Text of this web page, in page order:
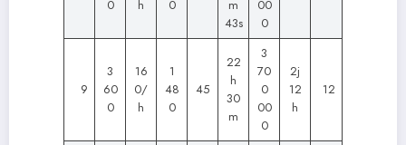
0
h
0
m
43s
00
0
9
3
60
0
16
0/
h
1
48
0
45
22
h
30
m
3
70
0
00
0
2j
12
h
12